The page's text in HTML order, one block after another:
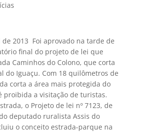
2013  Foi aprovado na tarde de
final do projeto de lei que
Caminhos do Colono, que corta
do Iguaçu. Com 18 quilômetros de
corta a área mais protegida do
proibida a visitação de turistas.
o Projeto de lei nº 7123, de
deputado ruralista Assis do
o conceito estrada-parque na